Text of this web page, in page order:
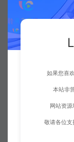
如果您喜
本站非
网站资源
敬请各位支